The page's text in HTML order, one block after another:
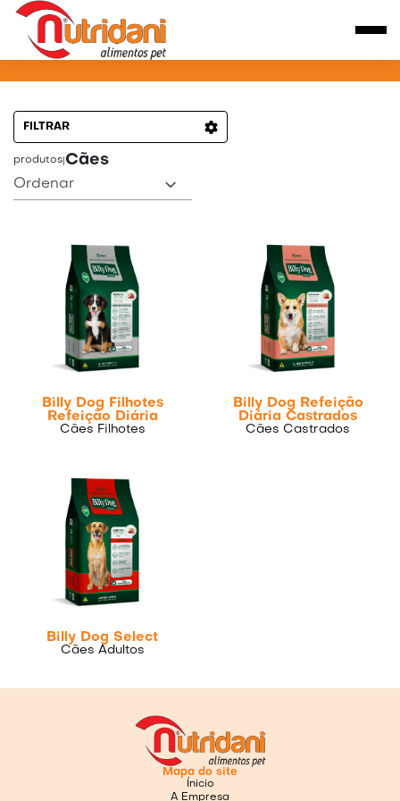
PRODUTOS PARA CÃES
FILTRAR
produtos Cães
Ordenar
Billy Dog Filhotes
Refeição Diária
Cães Filhotes
Billy Dog Refeição
Diária Castrados
Cães Castrados
Billy Dog Select
Cães Adultos
Mapa do site
Ínicio
A Empresa